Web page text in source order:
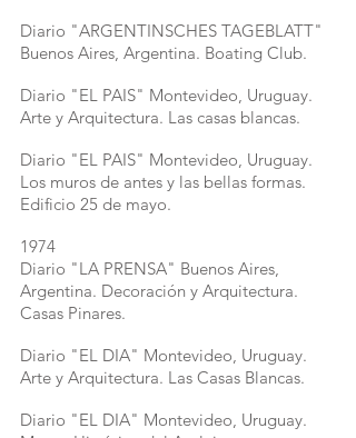
Diario "ARGENTINSCHES TAGEBLATT"
Buenos Aires, Argentina. Boating Club.
Diario "EL PAIS" Montevideo, Uruguay.
Arte y Arquitectura. Las casas blancas.
Diario "EL PAIS" Montevideo, Uruguay.
Los muros de antes y las bellas formas.
Edificio 25 de mayo.
1974
Diario "LA PRENSA" Buenos Aires,
Argentina. Decoración y Arquitectura.
Casas Pinares.
Diario "EL DIA" Montevideo, Uruguay.
Arte y Arquitectura. Las Casas Blancas.
Diario "EL DIA" Montevideo, Uruguay.